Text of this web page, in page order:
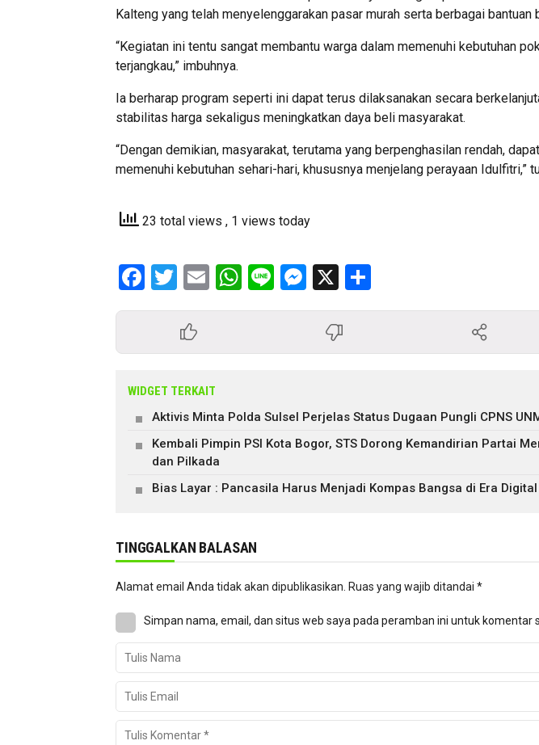
Kalteng yang telah menyelenggarakan pasar murah serta berbagai bantuan
“Kegiatan ini tentu sangat membantu warga dalam memenuhi kebutuhan
terjangkau,” imbuhnya.
Ia berharap program seperti ini dapat terus dilaksanakan secara
stabilitas harga sekaligus meningkatkan daya beli masyarakat.
“Dengan demikian, masyarakat, terutama yang berpenghasilan rendah,
memenuhi kebutuhan sehari-hari, khususnya menjelang perayaan Idulfitri,”
23 total views , 1 views today
Facebook
Twitter
EmailWhatsApp
LineMessenger
X
WIDGET TERKAIT
Aktivis Minta Polda Sulsel Perjelas Status Dugaan Pungli CPNS
Kembali Pimpin PSI Kota Bogor, STS Dorong Kemandirian Partai
dan Pilkada
Bias Layar : Pancasila Harus Menjadi Kompas Bangsa di Era Digital
TINGGALKAN BALASAN
Alamat email Anda tidak akan dipublikasikan. Ruas yang wajib ditandai *
Simpan nama, email, dan situs web saya pada peramban ini untuk komentar